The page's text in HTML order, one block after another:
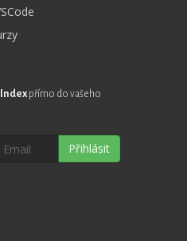
přímo do vašeho
Přihlásit